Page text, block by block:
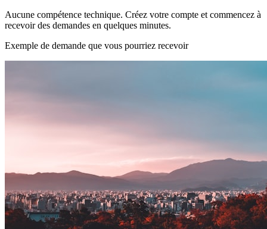
Aucune compétence technique. Créez votre compte et commencez à
recevoir des demandes en quelques minutes.
Exemple de demande que vous pourriez recevoir